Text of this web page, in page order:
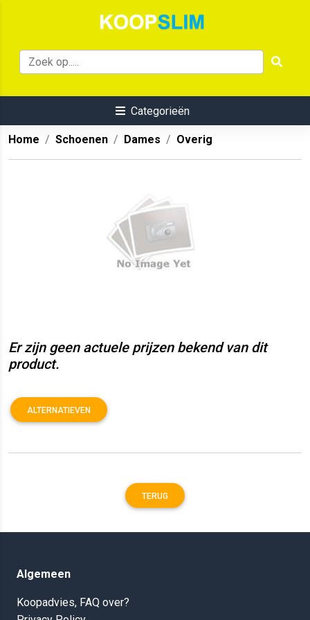
Categorieën
Home Schoenen Dames Overig
Er zijn geen actuele prijzen bekend van dit
product.
ALTERNATIEVEN
TERUG
Algemeen
Koopadvies, FAQ over?